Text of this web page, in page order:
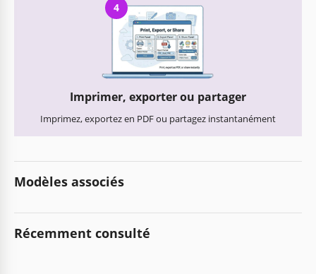
4
Imprimer, exporter ou partager
Imprimez, exportez en PDF ou partagez instantanément
Modèles associés
Récemment consulté